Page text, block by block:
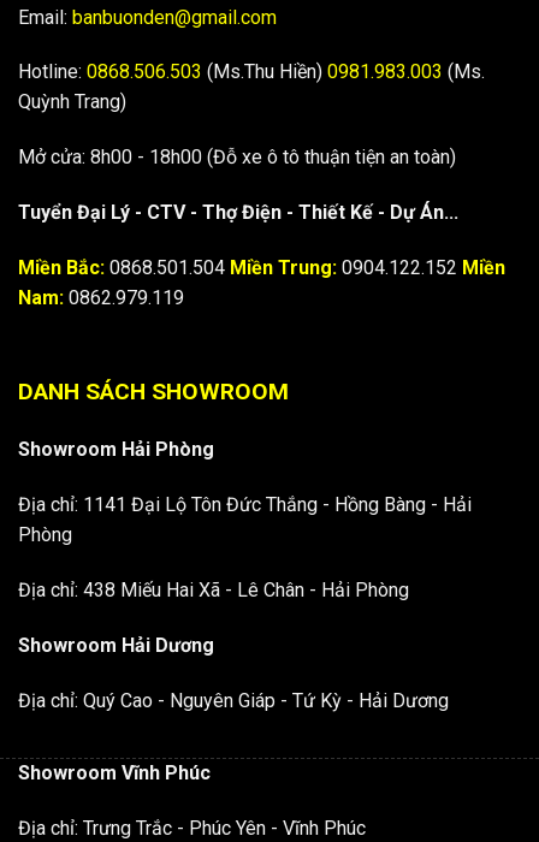
Email: banbuonden@gmail.com
Hotline: 0868.506.503 (Ms.Thu Hiền) 0981.983.003 (Ms.
Quỳnh Trang)
Mở cửa: 8h00 - 18h00 (Đỗ xe ô tô thuận tiện an toàn)
Tuyển Đại Lý - CTV - Thợ Điện - Thiết Kế - Dự Án...
Miền Bắc: 0868.501.504 Miền Trung: 0904.122.152 Miền
Nam: 0862.979.119
DANH SÁCH SHOWROOM
Showroom Hải Phòng
Địa chỉ: 1141 Đại Lộ Tôn Đức Thắng - Hồng Bàng - Hải
Phòng
Địa chỉ: 438 Miếu Hai Xã - Lê Chân - Hải Phòng
Showroom Hải Dương
Địa chỉ: Quý Cao - Nguyên Giáp - Tứ Kỳ - Hải Dương
Showroom Vĩnh Phúc
Địa chỉ: Trưng Trắc - Phúc Yên - Vĩnh Phúc